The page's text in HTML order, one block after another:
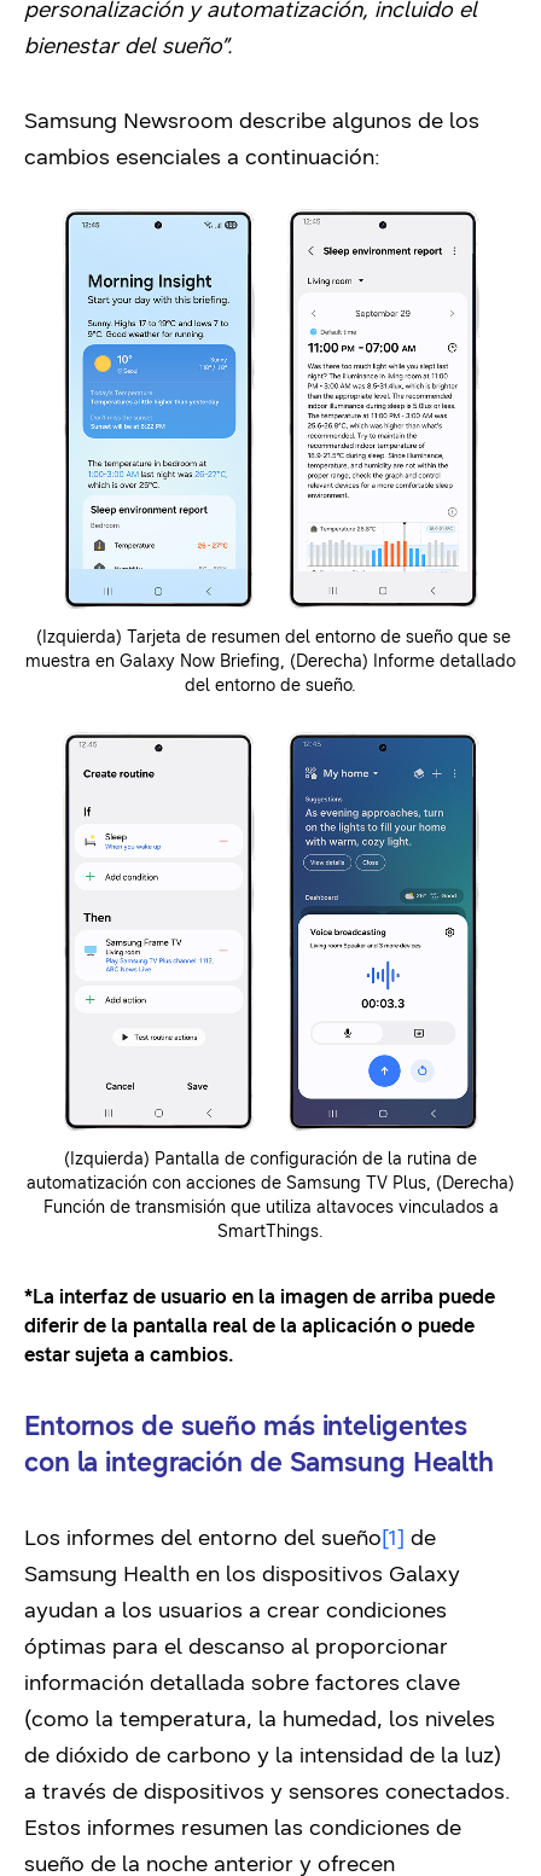
personalización y automatización, incluido el
bienestar del sueño”.
Samsung Newsroom describe algunos de los
cambios esenciales a continuación:
(Izquierda) Tarjeta de resumen del entorno de sueño que se
muestra en Galaxy Now Briefing, (Derecha) Informe detallado
del entorno de sueño.
(Izquierda) Pantalla de configuración de la rutina de
automatización con acciones de Samsung TV Plus, (Derecha)
Función de transmisión que utiliza altavoces vinculados a
SmartThings.
*La interfaz de usuario en la imagen de arriba puede
diferir de la pantalla real de la aplicación o puede
estar sujeta a cambios.
Entornos de sueño más inteligentes
con la integración de Samsung Health
Los informes del entorno del sueño[1] de
Samsung Health en los dispositivos Galaxy
ayudan a los usuarios a crear condiciones
óptimas para el descanso al proporcionar
información detallada sobre factores clave
(como la temperatura, la humedad, los niveles
de dióxido de carbono y la intensidad de la luz)
a través de dispositivos y sensores conectados.
Estos informes resumen las condiciones de
sueño de la noche anterior y ofrecen